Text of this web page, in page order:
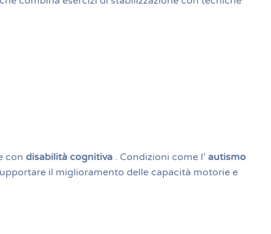
con disabilità cognitiva . Condizioni come l’ autismo
il miglioramento delle capacità motorie e